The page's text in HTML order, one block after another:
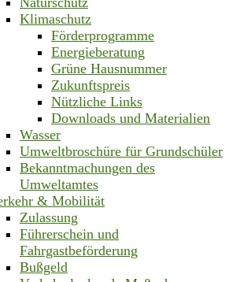
Klimaschutz
Förderprogramme
Energieberatung
Grüne Hausnummer
Zukunftspreis
Nützliche Links
Downloads und Materialien
Wasser
Umweltbroschüre für Grundschüler
Bekanntmachungen des
Umweltamtes
& Mobilität
Zulassung
Führerschein und
Fahrgastbeförderung
Bußgeld